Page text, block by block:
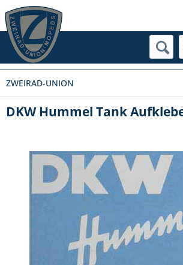
ZWEIRAD-UNION
DKW Hummel Tank